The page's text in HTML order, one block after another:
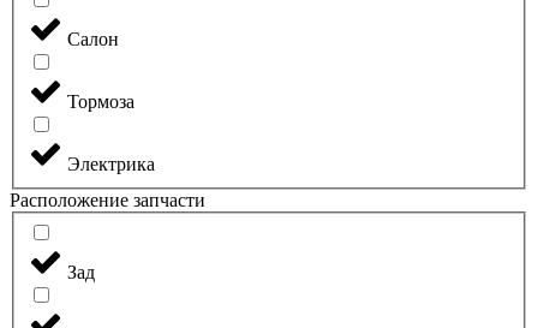
Салон
Тормоза
Электрика
Расположение запчасти
Зад